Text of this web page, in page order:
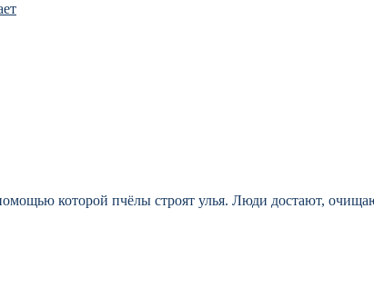
которой пчёлы строят улья. Люди достают,